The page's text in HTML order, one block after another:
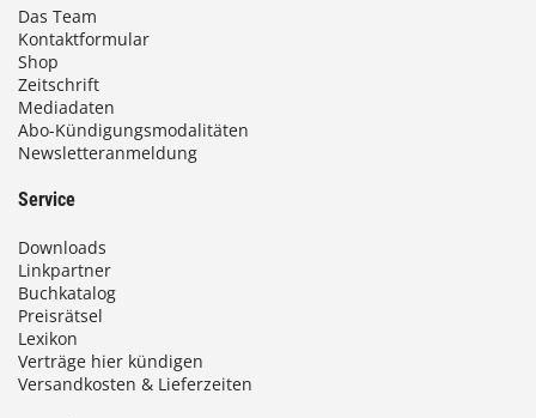
Das Team
Kontaktformular
Shop
Zeitschrift
Mediadaten
Abo-Kündigungsmodalitäten
Newsletteranmeldung
Service
Downloads
Linkpartner
Buchkatalog
Preisrätsel
Lexikon
Verträge hier kündigen
Versandkosten & Lieferzeiten